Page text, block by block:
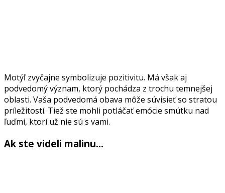
Motýľ zvyčajne symbolizuje pozitivitu. Má však aj
podvedomý význam, ktorý pochádza z trochu temnejšej
oblasti. Vaša podvedomá obava môže súvisieť so stratou
príležitostí. Tiež ste mohli potláčať emócie smútku nad
ľuďmi, ktorí už nie sú s vami.
Ak ste videli malinu…